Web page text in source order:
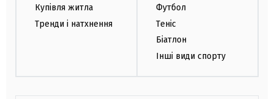
Купівля житла
Тренди і натхнення
Футбол
Теніс
Біатлон
Інші види спорту